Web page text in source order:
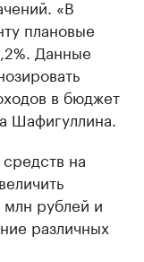
«В
плановые
Данные
в бюджет
Шафигуллина.
на
рублей и
различных